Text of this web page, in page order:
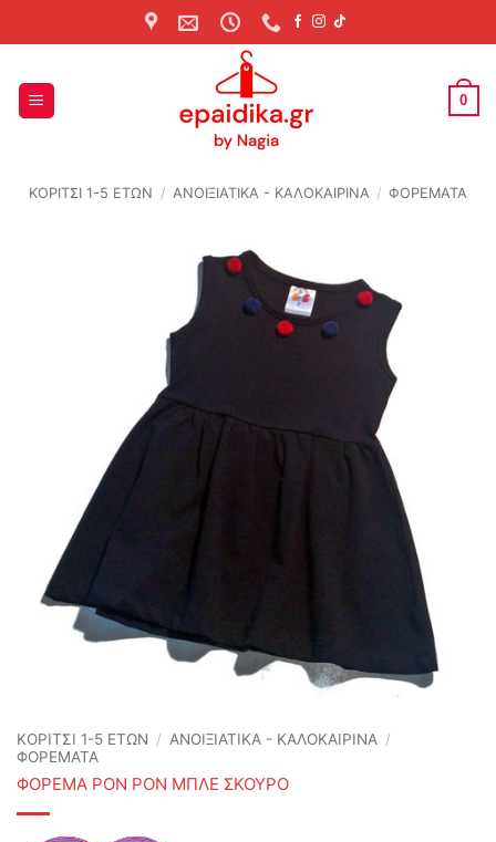
to
0
ΚΟΡΙΤΣΙ 1-5 ΕΤΩΝ / ΑΝΟΙΞΙΆΤΙΚΑ - ΚΑΛΟΚΑΙΡΙΝΆ / ΦΟΡΕΜΑΤΑ
ΚΟΡΙΤΣΙ 1-5 ΕΤΩΝ / ΑΝΟΙΞΙΆΤΙΚΑ - ΚΑΛΟΚΑΙΡΙΝΆ /
ΦΟΡΕΜΑΤΑ
ΦΟΡΕΜΑ PON PON ΜΠΛΕ ΣΚΟΥΡΟ